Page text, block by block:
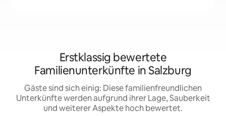
Erstklassig bewertete
Familienunterkünfte in Salzburg
Gäste sind sich einig: Diese familienfreundlichen
Unterkünfte werden aufgrund ihrer Lage, Sauberkeit
und weiterer Aspekte hoch bewertet.